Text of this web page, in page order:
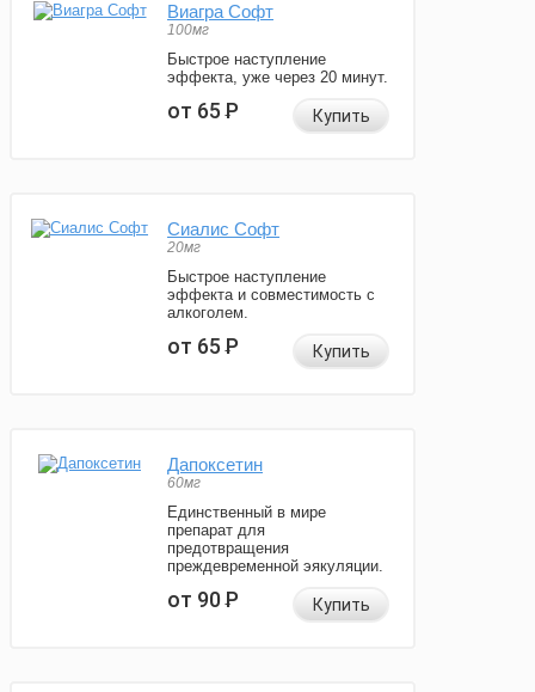
Виагра Софт
100мг
Быстрое наступление
эффекта, уже через 20 минут.
от 65Р Купить
Сиалис Софт
20мг
Быстрое наступление
эффекта и совместимость с
алкоголем.
от 65Р Купить
Дапоксетин
60мг
Единственный в мире
препарат для
предотвращения
преждевременной эякуляции.
от 90Р Купить